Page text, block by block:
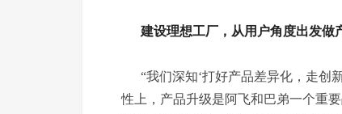
建设理想工厂，从用户角度出发做
“我们深知‘打好产品差异化，走创
性上，产品升级是阿飞和巴弟一个重